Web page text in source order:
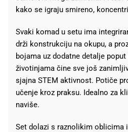
kako se igraju smireno,
Svaki komad u setu ima
drži konstrukciju na okupu, a
bojama uz dodatne detalje
životinjama čine sve još
sjajna STEM aktivnost. Potiče
učenje kroz praksu. Idealno za
naviše.
Set dolazi s raznolikim oblicima